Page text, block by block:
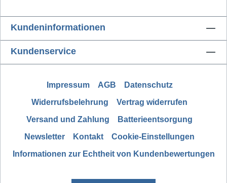
Kundeninformationen
Kundenservice
Impressum AGB
Datenschutz
Widerrufsbelehrung
Vertrag widerrufen
Versand und Zahlung
Batterieentsorgung
Newsletter
Kontakt
Cookie-Einstellungen
Informationen zur Echtheit von Kundenbewertungen